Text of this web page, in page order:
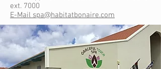
ext. 7000
E-Mail spa@habitatbonaire.com